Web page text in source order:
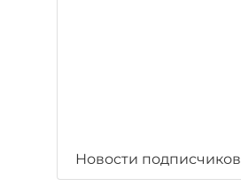
Новости подписчиков